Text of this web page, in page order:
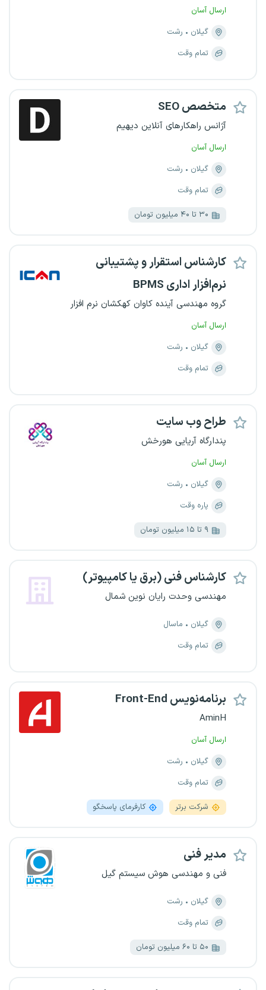
ارسال آسان
گیلان
رشت
تمام وقت
متخصص SEO
آژانس راهکارهای آنلاین دیهیم
ارسال آسان
گیلان
رشت
تمام وقت
۳۰ تا ۴۰ میلیون تومان
کارشناس استقرار و پشتیبانی
نرم‌افزار اداری BPMS
گروه مهندسی آینده کاوان کهکشان نرم افزار
ارسال آسان
گیلان
رشت
تمام وقت
طراح وب سایت
پندارگاه آریایی هورخش
ارسال آسان
گیلان
رشت
پاره وقت
۹ تا ۱۵ میلیون تومان
کارشناس فنی (برق یا کامپیوتر)
مهندسی وحدت رایان نوین شمال
گیلان
ماسال
تمام وقت
برنامه‌نویس Front-End
AminH
ارسال آسان
گیلان
رشت
تمام وقت
شرکت برتر کارفرمای پاسخگو
مدیر فنی
فنی و مهندسی هوش سیستم گیل
گیلان
رشت
تمام وقت
۵۰ تا ۶۰ میلیون تومان